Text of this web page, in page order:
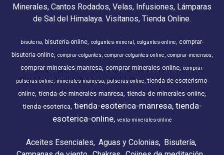
Minerales, Cantos Rodados, Velas, Infusiones, Lámparas
de Sal del Himalaya. Visítanos, Tienda Online.
bisuteria bisuteria-online colgantes-mineral colgantes-online
comprar-
bisuteria-online comprar-colgantes comprar-colgantes-online comprar-inciensos
comprar-minerales-manresa comprar-minerales-online comprar-
pulseras-online
minerales-manresa pulseras-online tienda-de-esoterismo-
online tienda-de-minerales-manresa tienda-de-minerales-online
tienda-esoterica tienda-esoterica-manresa tienda-
esoterica-online venta-minerales-online
Aceites Esenciales Aguas y Colonias
Bisutería